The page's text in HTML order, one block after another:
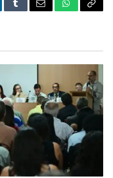
TumblrEmail WhatsApp
Copy